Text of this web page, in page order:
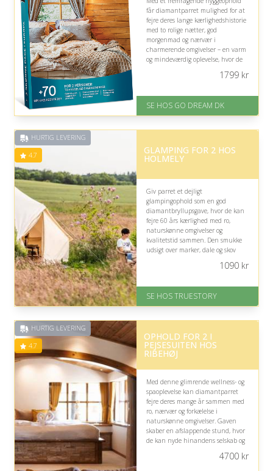
får diamantparret mulighed for at
fejre deres lange kærlighedshistorie
med to rolige nætter, god
morgenmad og nærvær i
charmerende omgivelser – en varm
og mindeværdig oplevelse, hvor de
skabe nye minder sammen.
På lager
Levering: E-gavekort kan leveres
1799kr
SE HOS GO DREAM DK
HURTIG LEVERING
4.7 GLAMPING FOR 2 HOS
HOLMELY
Giv parret et dejligt
glampingophold som en god
diamantbryllupsgave, hvor de kan
fejre 60 års kærlighed med ro,
naturskønne omgivelser og
kvalitetstid sammen. Den smukke
udsigt over marker, dale og skov
jubilæet, selvom udendørsliv ikke
På lager
Levering: 1-2 dages levering.
Eller lav digitalt gavekort med det
Fremragende Trustpilot rating
på 4.7 ud af 5
1090kr
SE HOS TRUESTORY
HURTIG LEVERING
4.7
OPHOLD FOR 2 I
PEJSESUITEN HOS
RIBEHØJ
Med denne glimrende wellness- og
spaoplevelse kan diamantparret
fejre deres mange år sammen med
ro, nærvær og forkælelse i
naturskønne omgivelser. Gaven
skaber en afslappende stund, hvor
de kan nyde hinandens selskab og
4700kr